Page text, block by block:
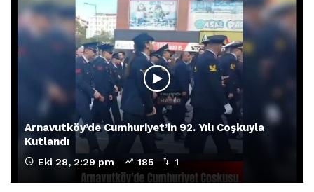
Arnavutköy’de Cumhuriyet’in 92. Yılı Coşkuyla
Kutlandı
Eki 28, 2:29 pm 185 1